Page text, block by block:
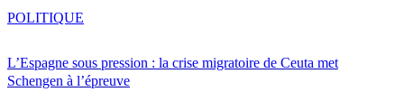
L’Espagne sous pression : la crise migratoire de Ceuta met
Schengen à l’épreuve
POLITIQUE